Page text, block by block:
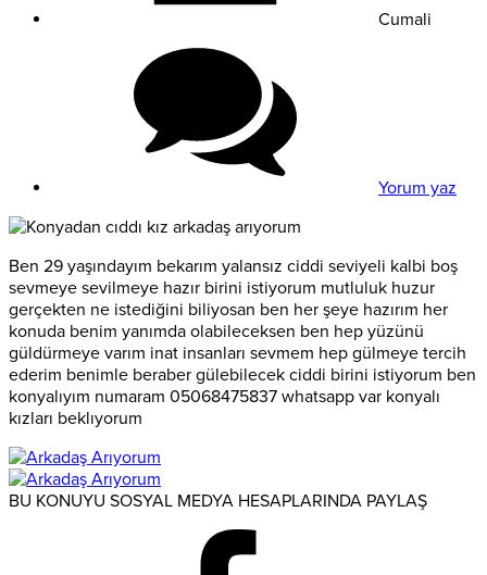
Cumali
Yorum yaz
Ben 29 yaşındayım bekarım yalansız ciddi seviyeli kalbi boş
sevmeye sevilmeye hazır birini istiyorum mutluluk huzur
gerçekten ne istediğini biliyosan ben her şeye hazırım her
konuda benim yanımda olabileceksen ben hep yüzünü
güldürmeye varım inat insanları sevmem hep gülmeye tercih
ederim benimle beraber gülebilecek ciddi birini istiyorum ben
konyalıyım numaram 05068475837 whatsapp var konyalı
kızları beklıyorum
BU KONUYU SOSYAL MEDYA HESAPLARINDA PAYLAŞ